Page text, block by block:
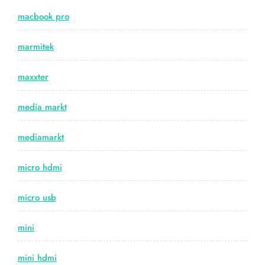
macbook pro
marmitek
maxxter
media markt
mediamarkt
micro hdmi
micro usb
mini
mini hdmi